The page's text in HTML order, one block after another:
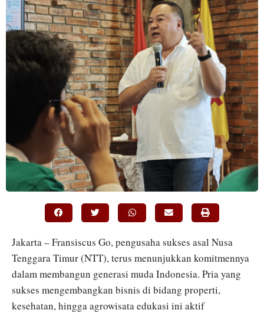
Jakarta – Fransiscus Go, pengusaha sukses asal Nusa
Tenggara Timur (NTT), terus menunjukkan komitmennya
dalam membangun generasi muda Indonesia. Pria yang
sukses mengembangkan bisnis di bidang properti,
kesehatan, hingga agrowisata edukasi ini aktif